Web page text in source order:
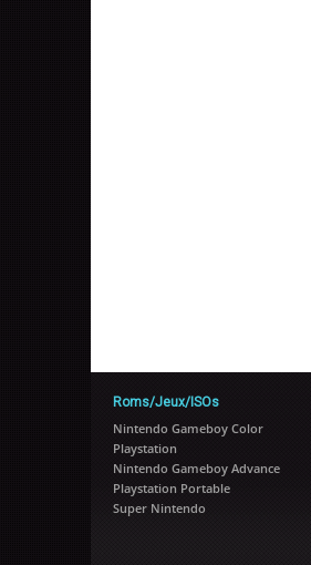
Roms/Jeux/ISOs
Nintendo Gameboy Color
Playstation
Nintendo Gameboy Advance
Playstation Portable
Super Nintendo